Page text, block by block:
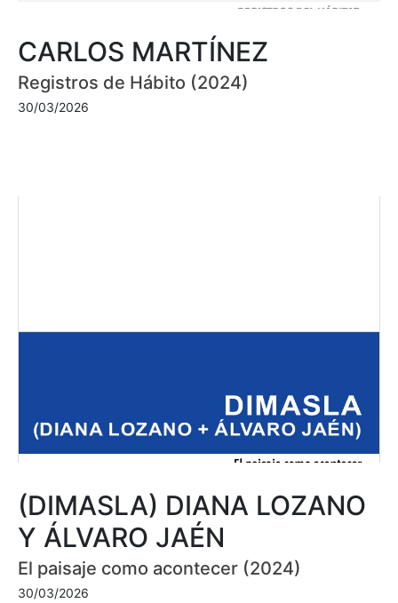
CARLOS MARTÍNEZ
Registros de Hábito (2024)
30/03/2026
(DIMASLA) DIANA LOZANO
Y ÁLVARO JAÉN
El paisaje como acontecer (2024)
30/03/2026